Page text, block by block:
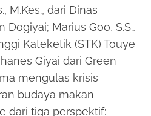
M.Kes., dari Dinas
Marius Goo, S.S.,
Kateketik (STK) Touye
Giyai dari Green
mengulas krisis
budaya makan
dari tiga perspektif: